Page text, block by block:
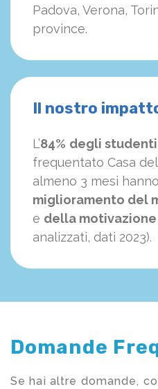
Padova, Verona,
province.
Il nostro
L’84% degli studenti
frequentato Casa
almeno 3 mesi
miglioramento del
e della motivazione
analizzati, dati 2023).
Domande
Se hai altre domande,